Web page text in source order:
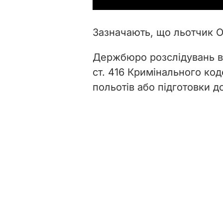
Зазначають, що льотчик
Держбюро розслідувань
ст. 416 Кримінального
польотів або підготовки